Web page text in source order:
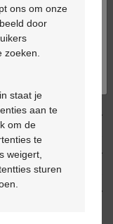
ons om onze
door
staat je
aan te
om de
te
weigert,
sturen